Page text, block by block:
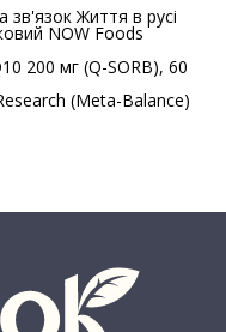
зв'язок Життя в русі
NOW Foods
200 мг (Q-SORB), 60
(Meta-Balance)